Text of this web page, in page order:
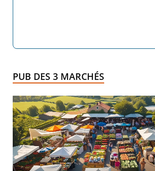
PUB DES 3 MARCHÉS